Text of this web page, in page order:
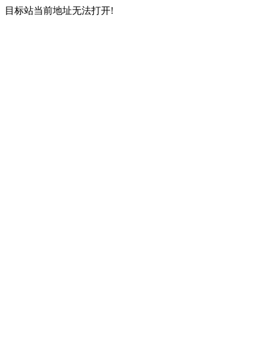
目标站当前地址无法打开!